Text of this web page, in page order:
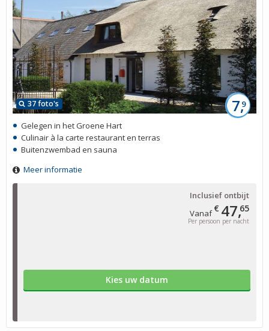
Vanaf€ 47,65
Per persoon per nacht
Inclusief ontbijt
Kies uw datum
37 foto's 7,9
Gelegen in het Groene Hart
Culinair à la carte restaurant en terras
Buitenzwembad en sauna
Meer informatie